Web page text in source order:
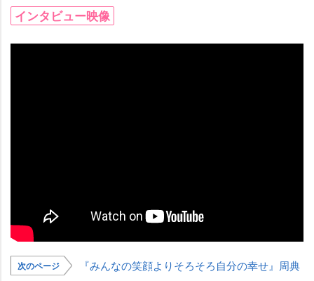
インタビュー映像
次のページ 『みんなの笑顔よりそろそろ自分の幸せ』周典